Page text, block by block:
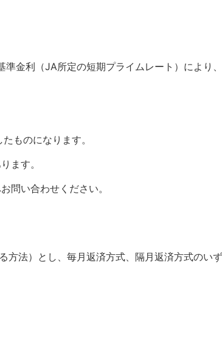
金利（JA所定の短期プライムレート）により
ものになります。
ます。
問い合わせください。
法）とし、毎月返済方式、隔月返済方式のい